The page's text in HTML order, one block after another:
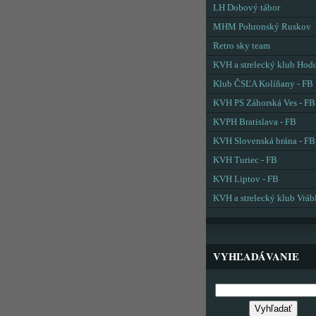
LH Dobový tábor
MHM Pohronský Ruskov
Retro sky team
KVH a strelecký klub
Klub ČSĽA Kolíňany - FB
KVH PS Záhorská Ves - FB
KVPH Bratislava - FB
KVH Slovenská brána - FB
KVH Turiec - FB
KVH Liptov - FB
KVH a strelecký klub
VYHĽADÁVANIE